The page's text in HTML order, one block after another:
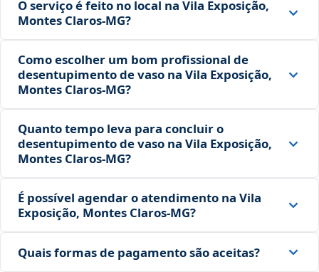
O serviço é feito no local na Vila Exposição,
Montes Claros‑MG?
Como escolher um bom profissional de
desentupimento de vaso na Vila Exposição,
Montes Claros‑MG?
Quanto tempo leva para concluir o
desentupimento de vaso na Vila Exposição,
Montes Claros‑MG?
É possível agendar o atendimento na Vila
Exposição, Montes Claros‑MG?
Quais formas de pagamento são aceitas?